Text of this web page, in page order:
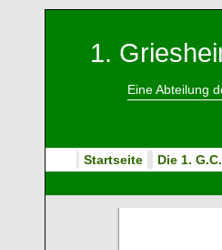
1.
Eine Abteilung
Startseite Die 1.